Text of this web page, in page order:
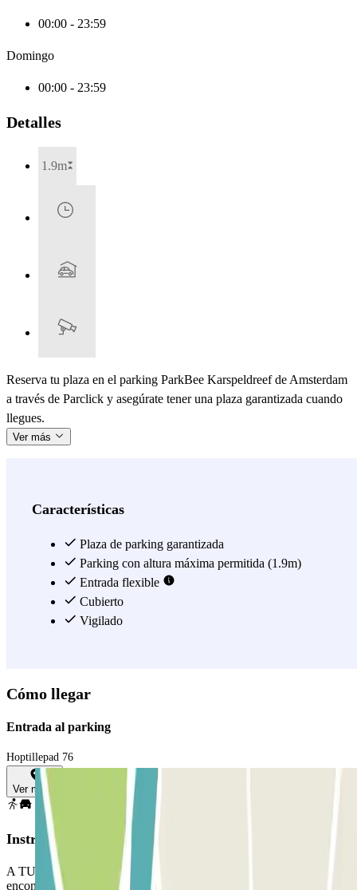
00:00 - 23:59
Domingo
00:00 - 23:59
Detalles
1.9m
Reserva tu plaza en el parking ParkBee Karspeldreef de Amsterdam
a través de Parclick y asegúrate tener una plaza garantizada cuando
llegues.
Ver más
Características
Plaza de parking garantizada
Parking con altura máxima permitida (1.9m)
Entrada flexible
Cubierto
Vigilado
Cómo llegar
Entrada al parking
Hoptillepad 76
Ver mapa
Instrucciones
A TU LLEGADA: Desde la app o a través del enlace que
encontrarás en tu reserva, utiliza el botón que te proporcionamos